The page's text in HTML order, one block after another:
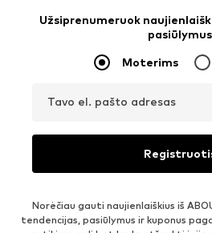
Užsiprenumeruok
pasiūlymus
Moterims
Tavo el. pašto adresas
Norėčiau gauti naujienlaiškius iš
tendencijas, pasiūlymus ir kuponus